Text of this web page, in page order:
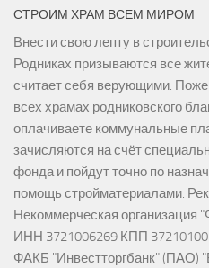
СТРОИМ ХРАМ ВСЕМ МИРОМ
Внести свою лепту в
Родниках призываются все
считает себя верующими.
всех храмах родниковского
оплачиваете коммунальные
зачисляются на счёт
фонда и пойдут точно по
помощь стройматериалами.
Некоммерческая организация
ИНН 3721006269 КПП
ФАКБ "Инвестторгбанк" (ПАО)